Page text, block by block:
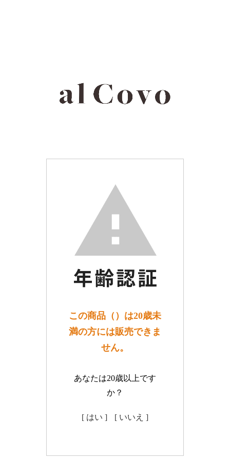
この商品（）は20歳未
満の方には販売できま
せん。
あなたは20歳以上です
か？
[ はい ] [ いいえ ]